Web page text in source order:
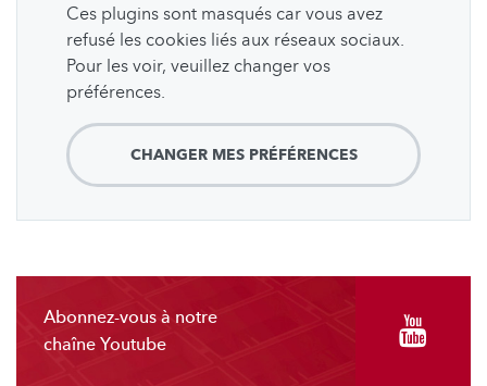
Ces plugins sont masqués car vous avez
refusé les cookies liés aux réseaux sociaux.
Pour les voir, veuillez changer vos
préférences.
CHANGER MES PRÉFÉRENCES
Abonnez-vous à notre
chaîne Youtube